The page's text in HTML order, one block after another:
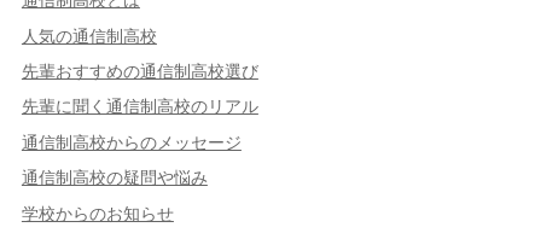
人気の通信制高校
先輩おすすめの通信制高校選び
先輩に聞く通信制高校のリアル
通信制高校からのメッセージ
通信制高校の疑問や悩み
学校からのお知らせ